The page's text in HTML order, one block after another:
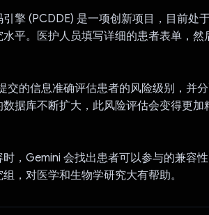
擎 (PCDDE) 是一项创新项目，目前处
平。医护人员填写详细的患者表单，
交的信息准确评估患者的风险级别，并
据库不断扩大，此风险评估会变得更
，Gemini 会找出患者可以参与的兼容
，对医学和生物学研究大有帮助。